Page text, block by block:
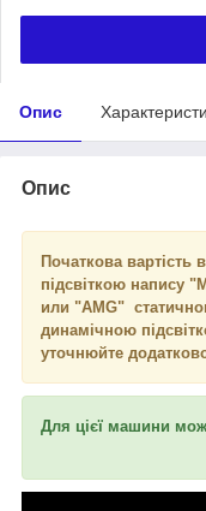
Опис
Опис
Початкова вартість
підсвіткою напису
или "AMG"
динамічною
уточнюйте
Для цієї машини